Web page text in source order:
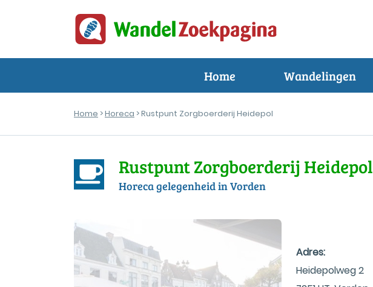
Home Wandelingen
Home >Horeca > Rustpunt Zorgboerderij Heidepol
Rustpunt Zorgboerderij Heidepol
Horeca gelegenheid in Vorden
Adres:
Heidepolweg 2